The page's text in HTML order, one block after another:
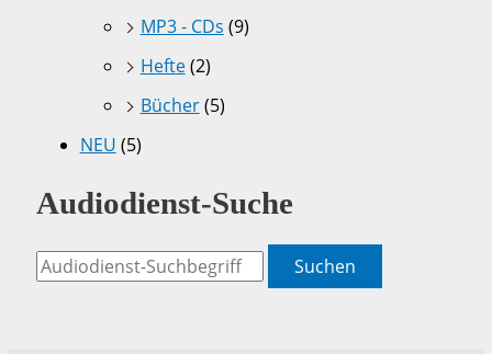
MP3 - CDs (9)
Hefte(2)
Bücher(5)
NEU (5)
Audiodienst-Suche
Suchen